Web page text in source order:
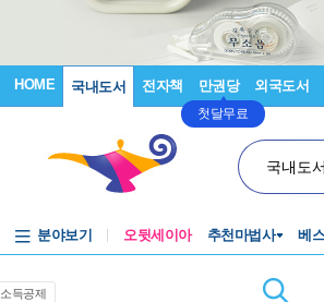
HOME 국내도서 전자책 만권당
첫달무료
외국도서
국내도
분야보기 오뒷세이아 추천마법사 베
소득공제